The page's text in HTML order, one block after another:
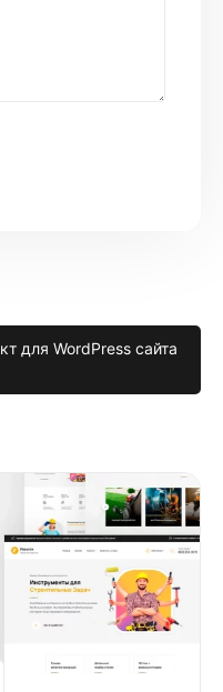
для WordPress сайта